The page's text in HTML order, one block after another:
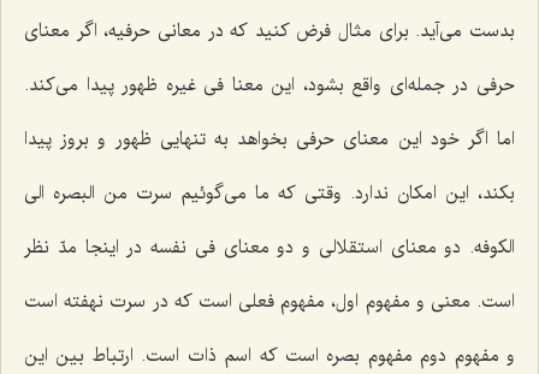
بدست مى‌آید. براى مثال فرض كنید كه در معانى حرفیه، اگر معناى
حرفى در جمله‌اى واقع بشود، این معنا فى غیره ظهور پیدا مى‌كند.
اما اگر خود این معناى حرفى بخواهد به تنهایى ظهور و بروز پیدا
بكند، این امكان ندارد. وقتى كه ما مى‌گوئیم سرت من البصره الى
الكوفه. دو معناى استقلالى و دو معناى فى نفسه در اینجا مدّ نظر
است. معنى و مفهوم اول، مفهوم فعلى است كه در سرت نهفته است
و مفهوم دوم مفهوم بصره است كه اسم ذات است. ارتباط بین این